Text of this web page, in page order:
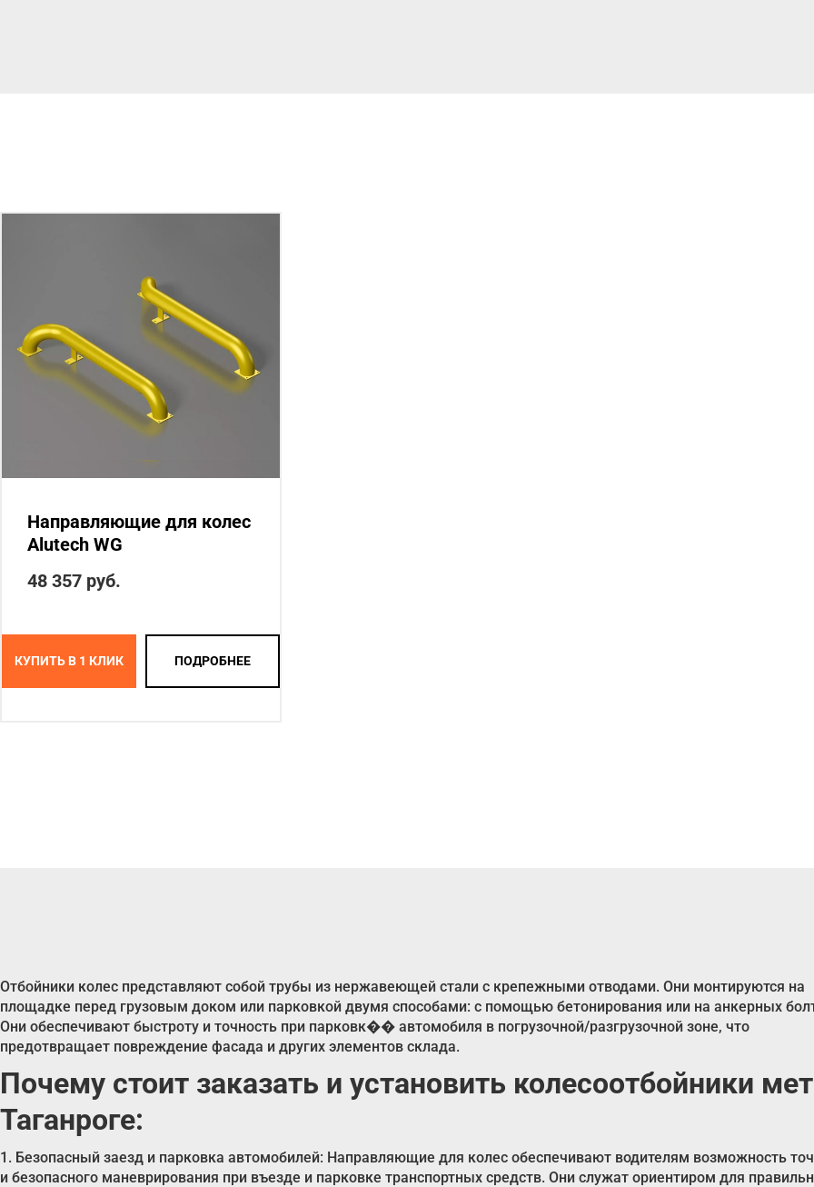
Направляющие для колес
Alutech WG
48 357 руб.
КУПИТЬ В 1 КЛИК ПОДРОБНЕЕ
Отбойники колес представляют собой трубы из нержавеющей стали с крепежными отводами. Они монтируются на
площадке перед грузовым доком или парковкой двумя способами: с помощью бетонирования или на анкерных
Они обеспечивают быстроту и точность при парковк�� автомобиля в погрузочной/разгрузочной зоне, что
предотвращает повреждение фасада и других элементов склада.
Почему стоит заказать и установить колесоотбойники
Таганроге:
1. Безопасный заезд и парковка автомобилей: Направляющие для колес обеспечивают водителям возможность
и безопасного маневрирования при въезде и парковке транспортных средств. Они служат ориентиром для